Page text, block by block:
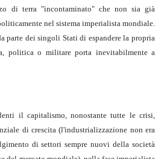
di terra "incontaminato" che non sia già
nel sistema imperialista mondiale.
parte dei singoli Stati di espandere la propria
politica o militare porta inevitabilmente a
il capitalismo, nonostante tutte le crisi,
di crescita (l'industrializzazione non era
di settori sempre nuovi della società